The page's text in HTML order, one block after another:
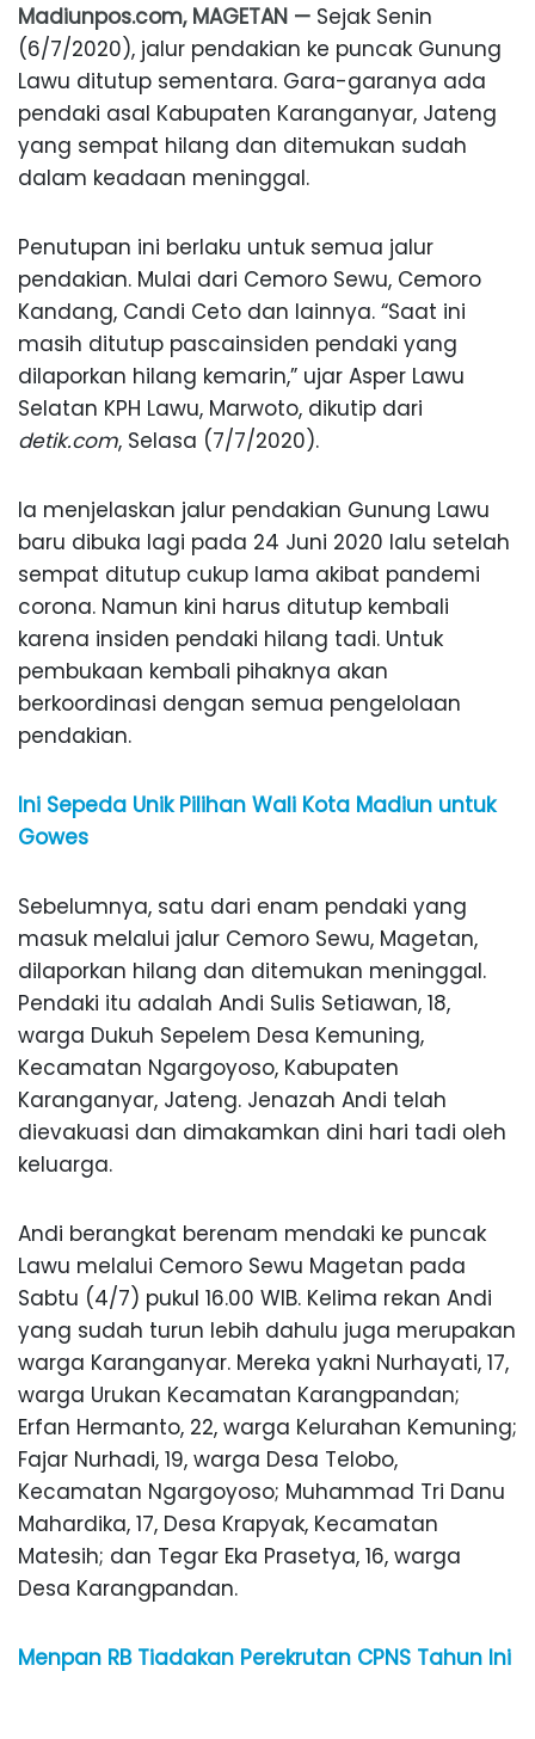
Madiunpos.com, MAGETAN — Sejak Senin
(6/7/2020), jalur pendakian ke puncak Gunung
Lawu ditutup sementara. Gara-garanya ada
pendaki asal Kabupaten Karanganyar, Jateng
yang sempat hilang dan ditemukan sudah
dalam keadaan meninggal.
Penutupan ini berlaku untuk semua jalur
pendakian. Mulai dari Cemoro Sewu, Cemoro
Kandang, Candi Ceto dan lainnya. “Saat ini
masih ditutup pascainsiden pendaki yang
dilaporkan hilang kemarin,” ujar Asper Lawu
Selatan KPH Lawu, Marwoto, dikutip dari
detik.com, Selasa (7/7/2020).
Ia menjelaskan jalur pendakian Gunung Lawu
baru dibuka lagi pada 24 Juni 2020 lalu setelah
sempat ditutup cukup lama akibat pandemi
corona. Namun kini harus ditutup kembali
karena insiden pendaki hilang tadi. Untuk
pembukaan kembali pihaknya akan
berkoordinasi dengan semua pengelolaan
pendakian.
Ini Sepeda Unik Pilihan Wali Kota Madiun untuk
Gowes
Sebelumnya, satu dari enam pendaki yang
masuk melalui jalur Cemoro Sewu, Magetan,
dilaporkan hilang dan ditemukan meninggal.
Pendaki itu adalah Andi Sulis Setiawan, 18,
warga Dukuh Sepelem Desa Kemuning,
Kecamatan Ngargoyoso, Kabupaten
Karanganyar, Jateng. Jenazah Andi telah
dievakuasi dan dimakamkan dini hari tadi oleh
keluarga.
Andi berangkat berenam mendaki ke puncak
Lawu melalui Cemoro Sewu Magetan pada
Sabtu (4/7) pukul 16.00 WIB. Kelima rekan Andi
yang sudah turun lebih dahulu juga merupakan
warga Karanganyar. Mereka yakni Nurhayati, 17,
warga Urukan Kecamatan Karangpandan;
Erfan Hermanto, 22, warga Kelurahan Kemuning;
Fajar Nurhadi, 19, warga Desa Telobo,
Kecamatan Ngargoyoso; Muhammad Tri Danu
Mahardika, 17, Desa Krapyak, Kecamatan
Matesih; dan Tegar Eka Prasetya, 16, warga
Desa Karangpandan.
Menpan RB Tiadakan Perekrutan CPNS Tahun Ini